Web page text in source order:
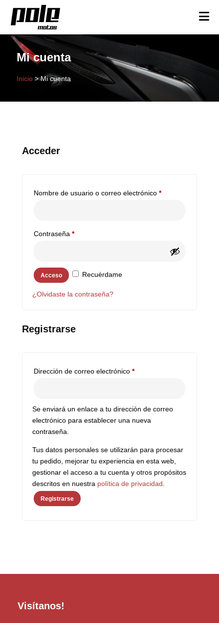
Mi cuenta
Inicio>Mi cuenta
Acceder
Nombre de usuario o correo electrónico *Obligatorio
Contraseña *Obligatorio
Recuérdame
Acceso
¿Olvidaste la contraseña?
Registrarse
Dirección de correo electrónico *Obligatorio
Se enviará un enlace a tu dirección de correo
electrónico para establecer una nueva
contraseña.
Tus datos personales se utilizarán para procesar
tu pedido, mejorar tu experiencia en esta web,
gestionar el acceso a tu cuenta y otros propósitos
descritos en nuestra política de privacidad
Registrarse
Visítanos!